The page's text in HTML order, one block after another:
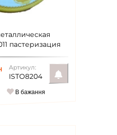
пастеризация
Артикул:
ISTO8204
В бажання